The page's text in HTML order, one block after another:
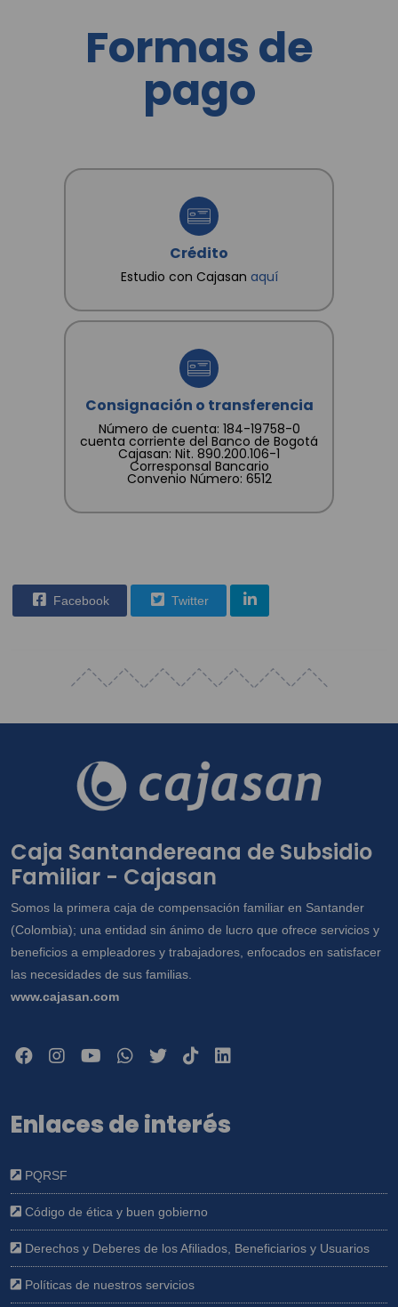
conozco que como titular me asisten los derechos
a conocer, actualizar, rectificar y suprimir mis datos
y revocar la autorización. Igualmente declaro que
que suministro, para que CAJA SANTANDEREANA
DE SUBSIDIO FAMILIAR "CAJASAN" les dé
tratamiento conforme a las finalidades
Formas de
pago
Crédito
Estudio con Cajasan aquí
Consignación o transferencia
Número de cuenta: 184-19758-0
cuenta corriente del Banco de Bogotá
Cajasan: Nit. 890.200.106-1
Corresponsal Bancario
Convenio Número: 6512
Facebook Twitter
Caja Santandereana de Subsidio
Familiar - Cajasan
Somos la primera caja de compensación familiar en Santander
(Colombia); una entidad sin ánimo de lucro que ofrece servicios y
beneficios a empleadores y trabajadores, enfocados en satisfacer
las necesidades de sus familias.
www.cajasan.com
Enlaces de interés
PQRSF
Código de ética y buen gobierno
Derechos y Deberes de los Afiliados, Beneficiarios y Usuarios
Políticas de nuestros servicios